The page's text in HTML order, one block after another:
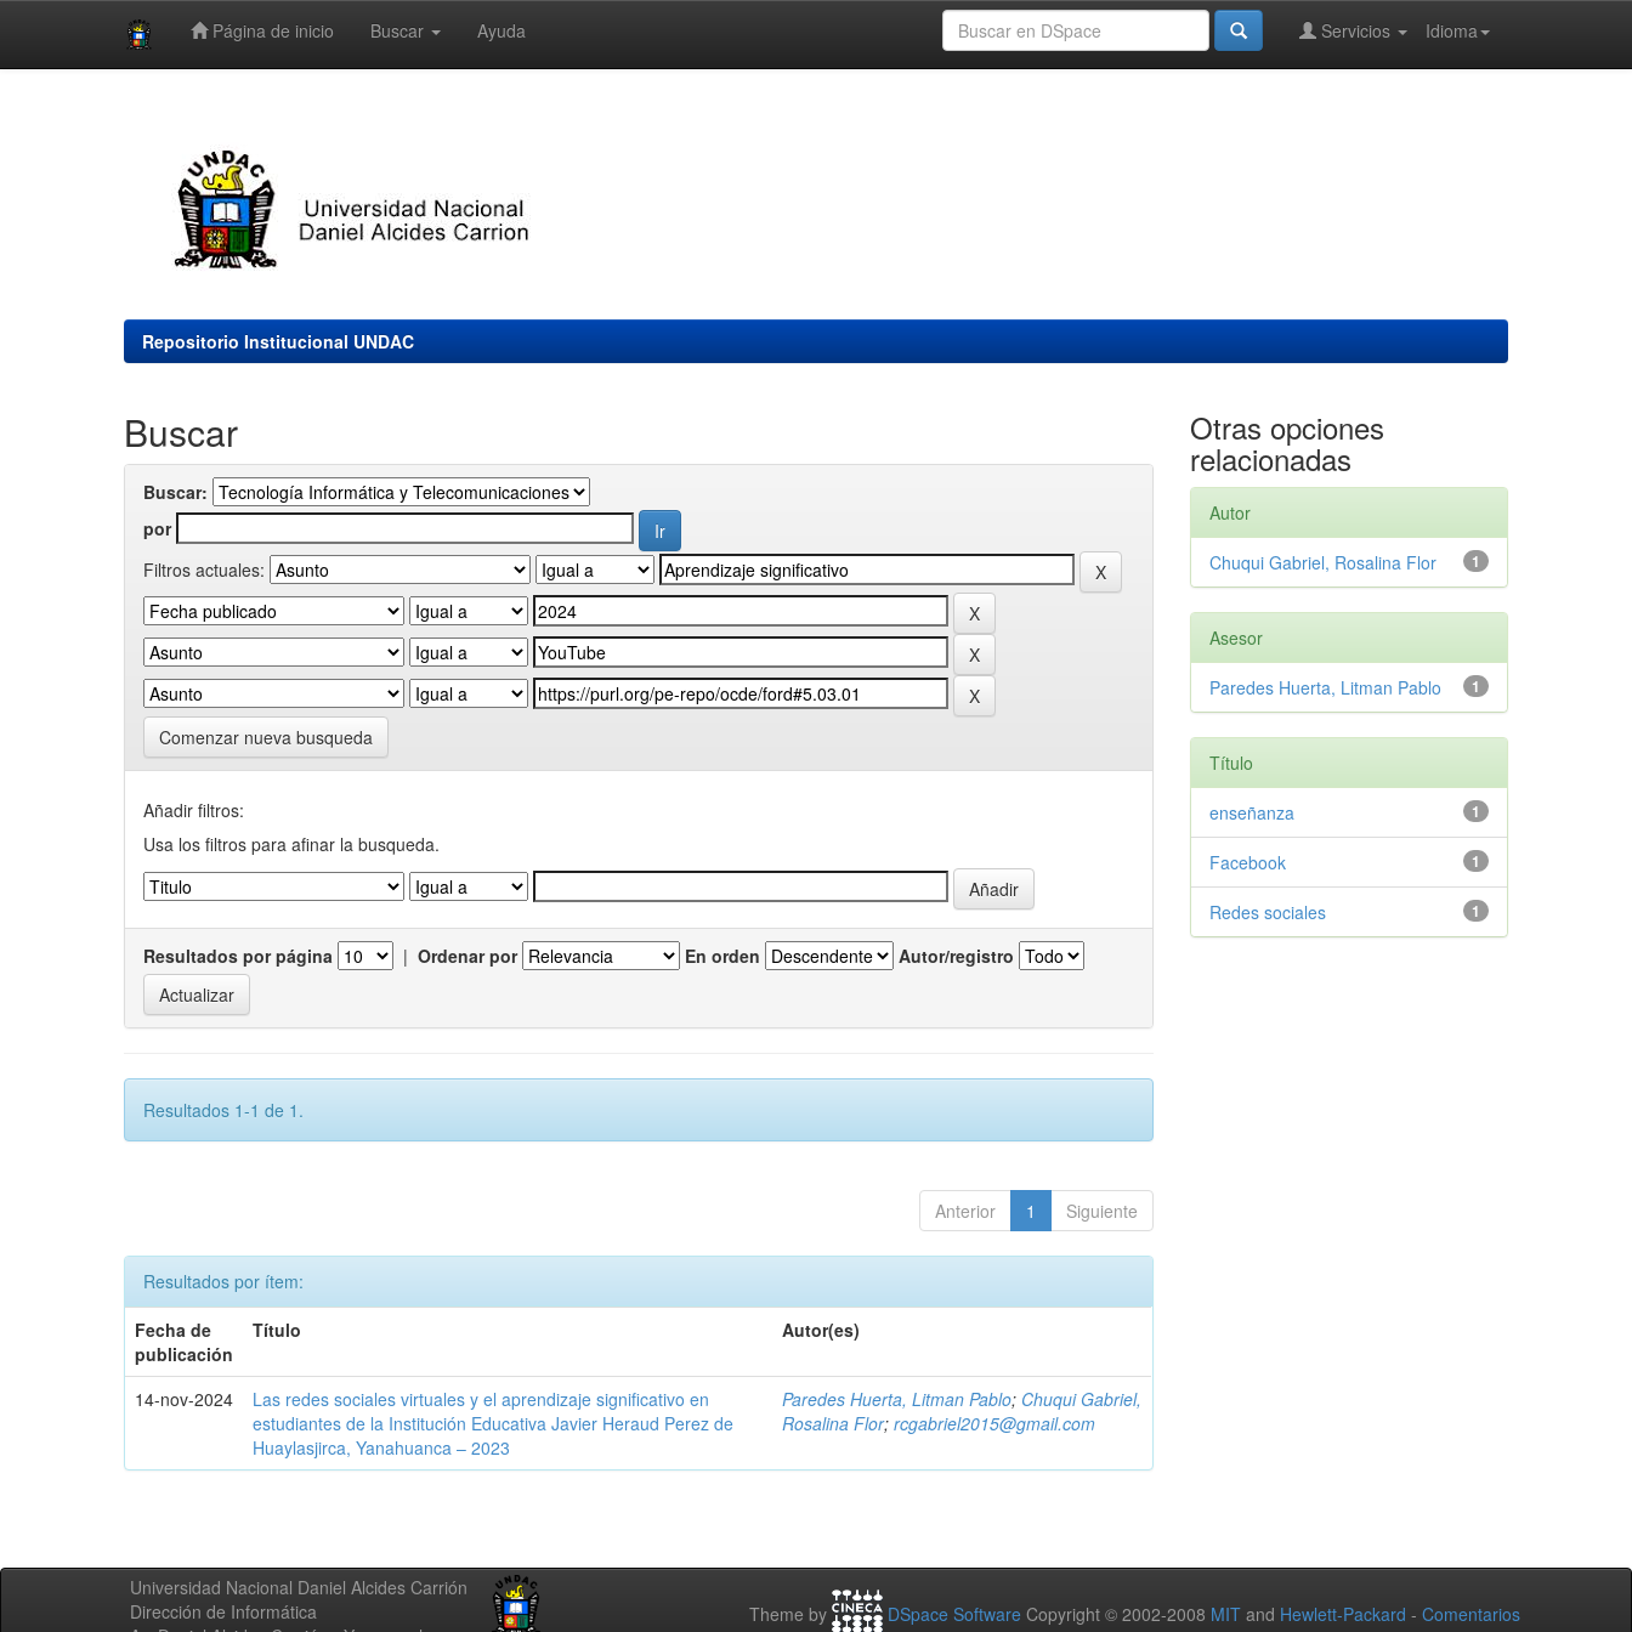
Página de inicio Buscar Ayuda Idioma
Servicios
Repositorio Institucional UNDAC
Buscar
Buscar:
por
Filtros actuales:
Comenzar nueva busqueda
Añadir filtros:
Usa los filtros para afinar la busqueda.
Resultados por página | Ordenar por En orden Autor/registro
Resultados 1-1 de 1.
Anterior 1 Siguiente
Resultados por ítem:
Fecha de
publicación
Título Autor(es)
14-nov-2024
Las redes sociales virtuales y el aprendizaje significativo en
estudiantes de la Institución Educativa Javier Heraud Perez de
Huaylasjirca, Yanahuanca – 2023
Paredes Huerta, Litman Pablo; Chuqui Gabriel,
Rosalina Flor;rcgabriel2015@gmail.com
Otras opciones
relacionadas
Autor
1
Chuqui Gabriel, Rosalina Flor
Asesor
1
Paredes Huerta, Litman Pablo
Título
1
enseñanza
1
Facebook
1
Redes sociales
Universidad Nacional Daniel Alcides Carrión
Dirección de Informática
Theme by DSpace Software Copyright © 2002-2008 MIT and Hewlett-Packard - Comentarios